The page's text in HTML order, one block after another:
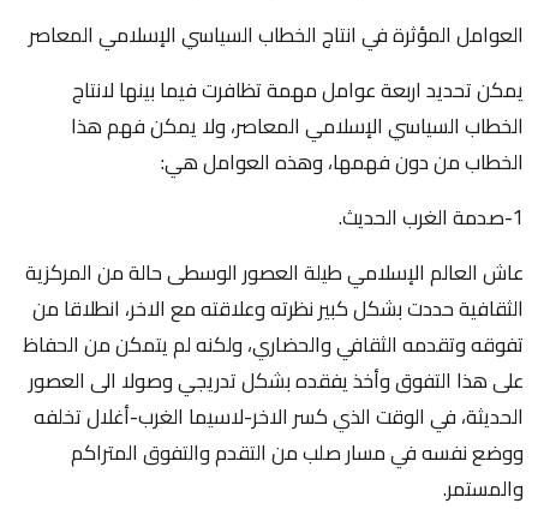
العوامل المؤثرة في انتاج الخطاب السياسي الإسلامي المعاصر
يمكن تحديد اربعة عوامل مهمة تظافرت فيما بينها لانتاج
الخطاب السياسي الإسلامي المعاصر، ولا يمكن فهم هذا
الخطاب من دون فهمها، وهذه العوامل هي:
1-صدمة الغرب الحديث.
عاش العالم الإسلامي طيلة العصور الوسطى حالة من المركزية
الثقافية حددت بشكل كبير نظرته وعلاقته مع الاخر، انطلاقا من
تفوقه وتقدمه الثقافي والحضاري، ولكنه لم يتمكن من الحفاظ
على هذا التفوق وأخذ يفقده بشكل تدريجي وصولا الى العصور
الحديثة، في الوقت الذي كسر الاخر-لاسيما الغرب-أغلال تخلفه
ووضع نفسه في مسار صلب من التقدم والتفوق المتراكم
والمستمر.